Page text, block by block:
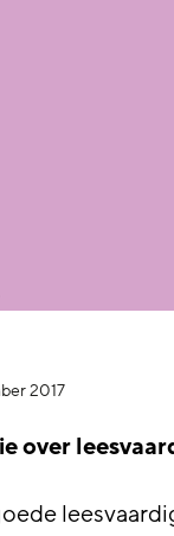
2017
over